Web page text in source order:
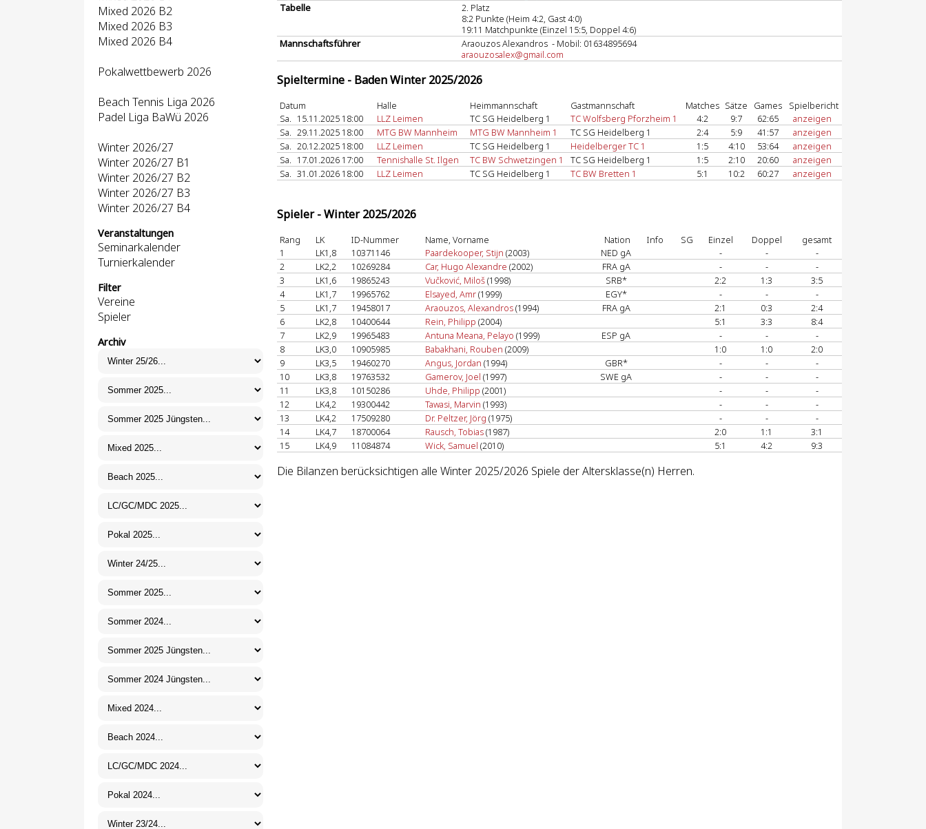
Mixed 2026 B2
Mixed 2026 B3
Mixed 2026 B4
Pokalwettbewerb 2026
Beach Tennis Liga 2026
Padel Liga BaWü 2026
Winter 2026/27
Winter 2026/27 B1
Winter 2026/27 B2
Winter 2026/27 B3
Winter 2026/27 B4
Veranstaltungen
Seminarkalender
Turnierkalender
Filter
Vereine
Spieler
Archiv
Tabelle
2. Platz
8:2 Punkte (Heim 4:2, Gast 4:0)
19:11 Matchpunkte (Einzel 15:5, Doppel 4:6)
Mannschaftsführer
Araouzos Alexandros - Mobil: 01634895694
araouzosalex@gmail.com
Spieltermine - Baden Winter 2025/2026
Datum Halle Heimmannschaft Gastmannschaft Matches Sätze Games
Spielbericht
Sa. 15.11.2025 18:00 LLZ Leimen TC SG Heidelberg 1 TC Wolfsberg Pforzheim 1 4:2 9:7 62:65
anzeigen
Sa. 29.11.2025 18:00 MTG BW Mannheim MTG BW Mannheim 1 TC SG Heidelberg 1 2:4 5:9 41:57
anzeigen
Sa. 20.12.2025 18:00 LLZ Leimen TC SG Heidelberg 1 Heidelberger TC 1 1:5 4:10 53:64
anzeigen
Sa. 17.01.2026 17:00 Tennishalle St. Ilgen TC BW Schwetzingen 1 TC SG Heidelberg 1 1:5 2:10 20:60
anzeigen
Sa. 31.01.2026 18:00 LLZ Leimen TC SG Heidelberg 1 TC BW Bretten 1 5:1 10:2 60:27 anzeigen
Spieler - Winter 2025/2026
Rang LK ID-Nummer Name, Vorname Nation Info SG Einzel Doppel
gesamt
1
LK1,8 10371146 Paardekooper, Stijn (2003) NED gA - -
-
2
LK2,2 10269284 Car, Hugo Alexandre (2002) FRA gA - -
-
3
LK1,6 19865243 Vučković, Miloš(1998) SRB* 2:2 1:3
3:5
4
LK1,7 19965762 Elsayed, Amr(1999) EGY* - -
-
5
LK1,7 19458017 Araouzos, Alexandros(1994) FRA gA 2:1 0:3
2:4
6
LK2,8 10400644 Rein, Philipp (2004) 5:1 3:3
8:4
7
LK2,9 19965483 Antuna Meana, Pelayo (1999) ESP gA - -
-
8
LK3,0 10905985 Babakhani, Rouben (2009) 1:0 1:0
2:0
9
LK3,5 19460270 Angus, Jordan (1994) GBR* - -
-
10
LK3,8 19763532 Gamerov, Joel (1997) SWE gA - -
-
11
LK3,8 10150286 Uhde, Philipp (2001) - -
-
12
LK4,2 19300442 Tawasi, Marvin (1993) - -
-
13
LK4,2 17509280 Dr. Peltzer, Jörg (1975) - -
-
14
LK4,7 18700064 Rausch, Tobias(1987) 2:0 1:1
3:1
15
LK4,9 11084874 Wick, Samuel (2010) 5:1 4:2 9:3
Die Bilanzen berücksichtigen alle Winter 2025/2026 Spiele der Altersklasse(n) Herren.